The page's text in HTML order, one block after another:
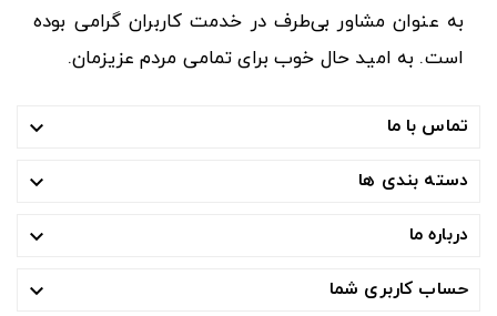
به عنوان مشاور بی‌طرف در خدمت کاربران گرامی بوده
است. به امید حال خوب برای تمامی مردم عزیزمان.
تماس با ما 
دسته بندی ها 
درباره ما 
حساب کاربری شما 